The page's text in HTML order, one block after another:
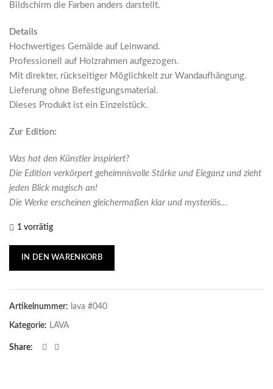
Bildschirm die Farben anders darstellt.
Details
Hochwertiges Gemälde auf Leinwand.
Professionell auf Holzrahmen aufgezogen.
Mit direkter, rückseitiger Möglichkeit zur Wandaufhängung.
Lieferung ohne Befestigungsmaterial.
Dieses Produkt ist ein Einzelstück.
Zur Edition:
Was hat den Künstler inspiriert?
Die Edition verkörpert geheimnisvolle Stärke und Eleganz und zieht
jeden Blick magisch an!
Die Werke erscheinen gleichermaßen klar und mysteriös…
1 vorrätig
IN DEN WARENKORB
Artikelnummer: lava #040
Kategorie: LAVA
Share